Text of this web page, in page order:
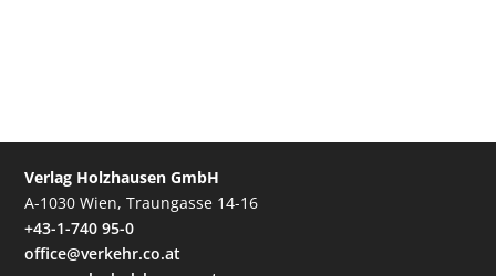
Verlag Holzhausen GmbH
A-1030 Wien, Traungasse 14-16
+43-1-740 95-0
office@verkehr.co.at